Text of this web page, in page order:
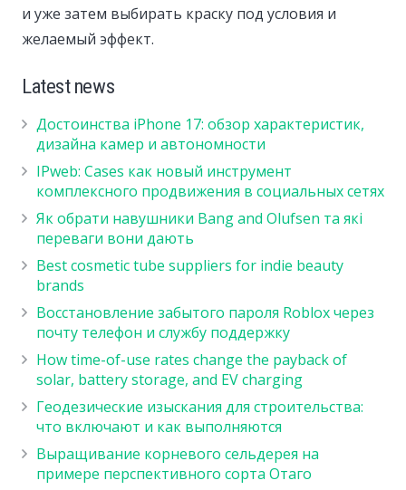
и уже затем выбирать краску под условия и
желаемый эффект.
Latest news
Достоинства iPhone 17: обзор характеристик,
дизайна камер и автономности
IPweb: Cases как новый инструмент
комплексного продвижения в социальных сетях
Як обрати навушники Bang and Olufsen та які
переваги вони дають
Best cosmetic tube suppliers for indie beauty
brands
Восстановление забытого пароля Roblox через
почту телефон и службу поддержку
How time-of-use rates change the payback of
solar, battery storage, and EV charging
Геодезические изыскания для строительства:
что включают и как выполняются
Выращивание корневого сельдерея на
примере перспективного сорта Отаго